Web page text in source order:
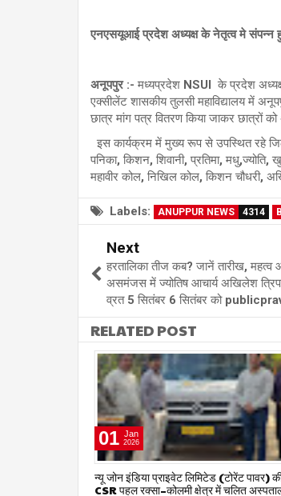
एनएसयूआई प्रदेश अध्यक्ष के नेतृत्व मे संपन्न
अनूपपुर :- मध्यप्रदेश NSUI के प्रदेश
एक्सीलेंट शासकीय तुलसी महाविद्यालय में
छात्र मांग पत्र वितरण किया जाकर छात्रों
इस कार्यक्रम में मुख्य रूप से उपस्थित रहे
पनिका, किशन, शिवानी, प्रतिमा,
महावीर कोल, निखिल कोल, किशन चौधरी,
Labels: ANUPPUR NEWS 4314
Next
हरतालिका तीज कब? जानें तारीख, महत्व
असमंजस में ज्योतिष आचार्य अखिलेश
व्रत 5 सितंबर 6 सितंबर को
RELATED POST
01 Jan
2026
न्यू जोन इंडिया प्राइवेट लिमिटेड (टोरेंट पावर)
CSR पहल रक्सा–कोलमी क्षेत्र में चलित